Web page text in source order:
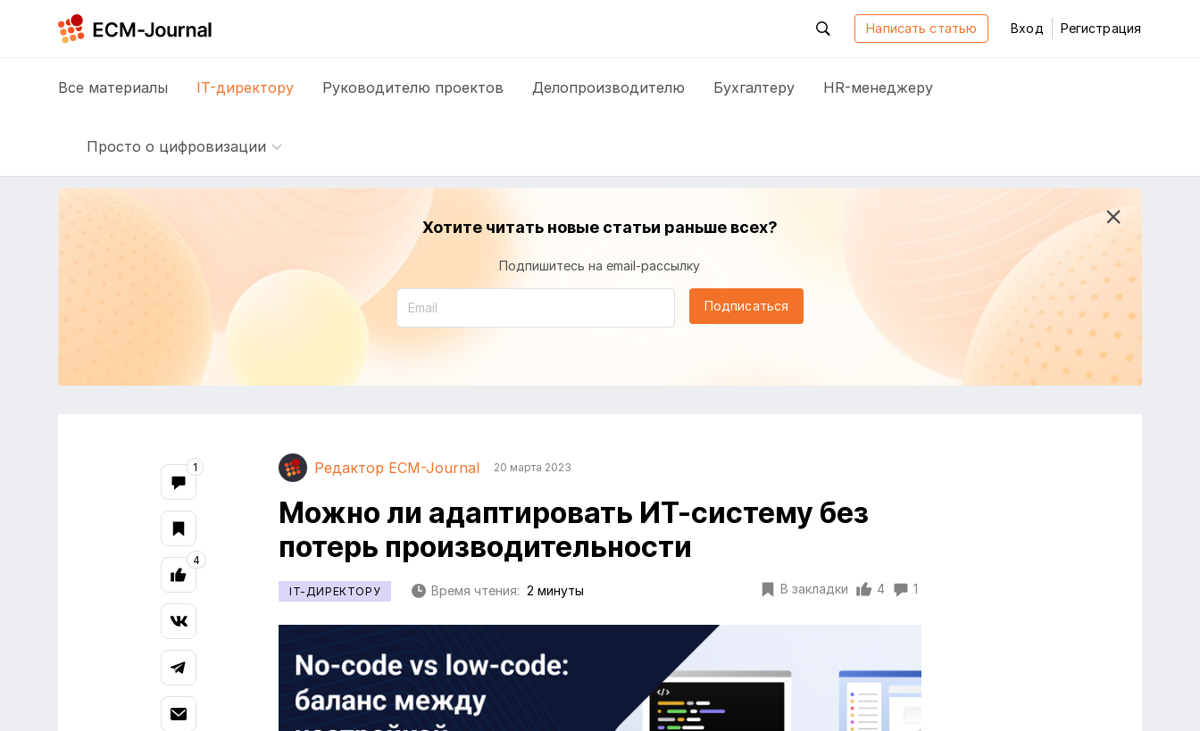
Написать статью Вход Регистрация
Все материалы IT-директору Руководителю проектов Делопроизводителю Бухгалтеру HR-менеджеру
Просто о цифровизации
Хотите читать новые статьи раньше всех?
Подпишитесь на email-рассылку
Подписаться
Редактор ECM-Journal 20 марта 2023
Можно ли адаптировать ИТ-систему без
потерь производительности
IT-ДИРЕКТОРУ Время чтения: 2 минуты В закладки 4 1
1
4